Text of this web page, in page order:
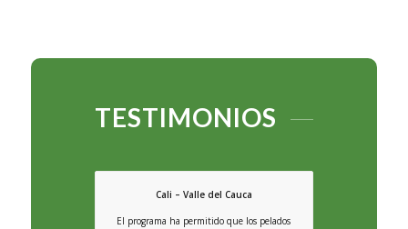
TESTIMONIOS
Cali – Valle del Cauca
El programa ha permitido que los pelados